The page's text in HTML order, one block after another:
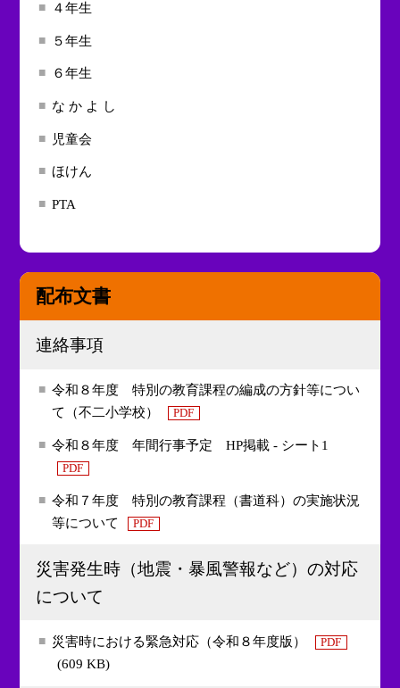
４年生
５年生
６年生
な か よ し
児童会
ほけん
PTA
配布文書
連絡事項
令和８年度 特別の教育課程の編成の方針等につい
て（不二小学校）
PDF
令和８年度 年間行事予定 HP掲載 - シート1
PDF
令和７年度 特別の教育課程（書道科）の実施状況
等について
PDF
災害発生時（地震・暴風警報など）の対応
について
災害時における緊急対応（令和８年度版） PDF
(609 KB)